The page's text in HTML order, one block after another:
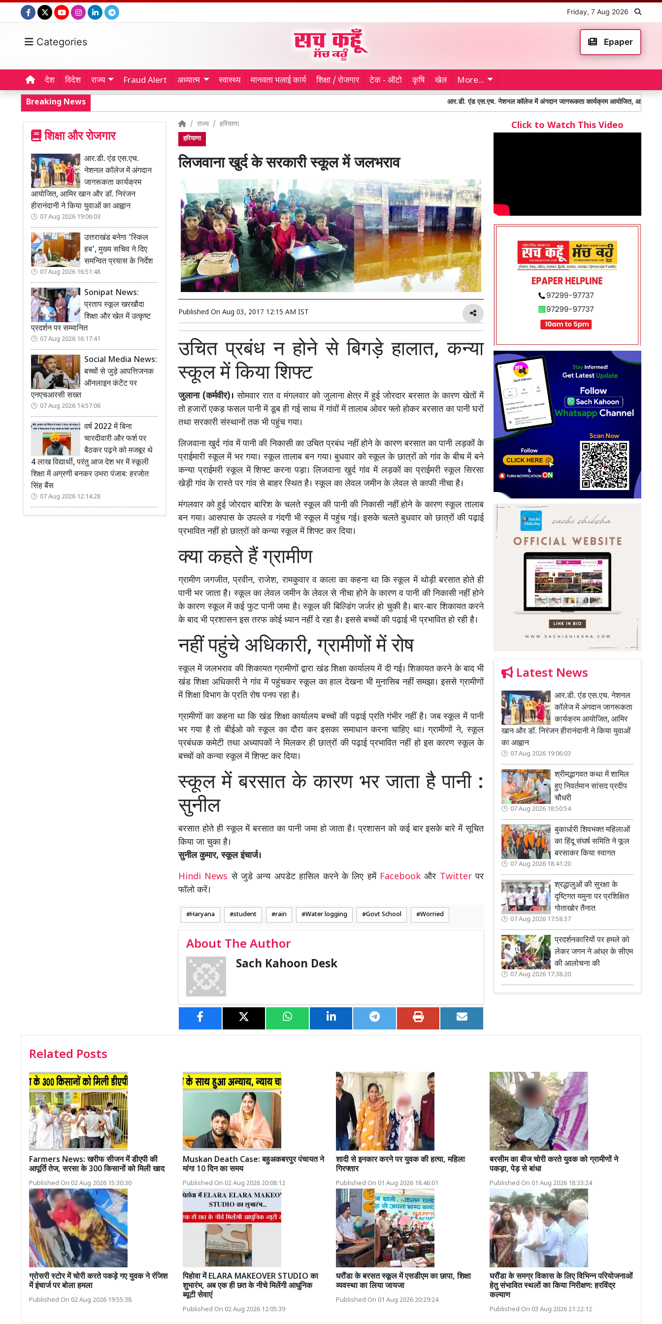
Friday, 7 Aug 2026
Categories Epaper
देश विदेश राज्य Fraud Alert अध्यात्म स्वास्थ्य मानवता भलाई कार्य शिक्षा / रोजगार टेक - ऑटो कृषि खेल More...
Breaking News आर.डी. एंड एस.एच. नेशनल कॉलेज में अंगदान जागरूकता कार्यक्रम आयोजित, आमिर खान और डॉ.
शिक्षा और रोजगार
आर.डी. एंड एस.एच.
नेशनल कॉलेज में अंगदान
जागरूकता कार्यक्रम
आयोजित, आमिर खान और डॉ. निरंजन
हीरानंदानी ने किया युवाओं का आह्वान
07 Aug 2026 19:06:03
उत्तराखंड बनेगा ‘स्किल
हब’, मुख्य सचिव ने दिए
समन्वित प्रयास के निर्देश
07 Aug 2026 16:51:48
Sonipat News:
प्रताप स्कूल खरखौदा
शिक्षा और खेल में उत्कृष्ट
प्रदर्शन पर सम्मानित
07 Aug 2026 16:17:41
Social Media News:
बच्चों से जुड़े आपत्तिजनक
ऑनलाइन कंटेंट पर
एनएचआरसी सख्त
07 Aug 2026 14:57:06
वर्ष 2022 में बिना
चारदीवारी और फर्श पर
बैठकर पढ़ने को मजबूर थे
4 लाख विद्यार्थी, परंतु आज देश भर में स्कूली
शिक्षा में अग्रणी बनकर उभरा पंजाब: हरजोत
सिंह बैंस
07 Aug 2026 12:14:28
राज्य हरियाणा
हरियाणा
लिजवाना खुर्द के सरकारी स्कूल में जलभराव
Published On Aug 03, 2017 12:15 AM IST
उचित प्रबंध न होने से बिगड़े हालात, कन्या
स्कूल में किया शिफ्ट
जुलाना (कर्मवीर)।सोमवार रात व मंगलवार को जुलाना क्षेत्र में हुई जोरदार बरसात के कारण खेतों में
तो हजारों एकड़ फसल पानी में डूब ही गई साथ में गांवों में तालाब ओवर फ्लो होकर बरसात का पानी घरों
तथा सरकारी संस्थानों तक भी पहुंच गया।
लिजवाना खुर्द गांव में पानी की निकासी का उचित प्रबंध नहीं होने के कारण बरसात का पानी लड़कों के
प्राईमारी स्कूल में भर गया। स्कूल तालाब बन गया। बुधवार को स्कूल के छात्रों को गांव के बीच में बने
कन्या प्राईमरी स्कूल में शिफ्ट करना पड़ा। लिजवाना खुर्द गांव में लड़कों का प्राईमरी स्कूल सिरसा
खेड़ी गांव के रास्ते पर गांव से बाहर स्थित है। स्कूल का लेवल जमीन के लेवल से काफी नीचा है।
मंगलवार को हुई जोरदार बारिश के चलते स्कूल की पानी की निकासी नहीं होने के कारण स्कूल तालाब
बन गया। आसपास के उपल्ले व गंदगी भी स्कूल में पहुंच गई। इसके चलते बुधवार को छात्रों की पढ़ाई
प्रभावित नहीं हो छात्रों को कन्या स्कूल में शिफ्ट कर दिया।
क्या कहते हैं ग्रामीण
ग्रामीण जगजीत, प्रवीन, राजेश, रामकुवार व काला का कहना था कि स्कूल में थोड़ी बरसात होते ही
पानी भर जाता है। स्कूल का लेवल जमीन के लेवल से नीचा होने के कारण व पानी की निकासी नहीं होने
के कारण स्कूल में कई फुट पानी जमा है। स्कूल की बिल्डिंग जर्जर हो चुकी है। बार-बार शिकायत करने
के बाद भी प्रशासन इस तरफ कोई ध्यान नहीं दे रहा है। इससे बच्चों की पढ़ाई भी प्रभावित हो रही है।
नहीं पहुंचे अधिकारी, ग्रामीणों में रोष
स्कूल में जलभराव की शिकायत ग्रामीणों द्वारा खंड शिक्षा कार्यालय में दी गई। शिकायत करने के बाद भी
खंड शिक्षा अधिकारी ने गांव में पहुंचकर स्कूल का हाल देखना भी मुनासिब नहीं समझा। इससे ग्रामीणों
में शिक्षा विभाग के प्रति रोष पनप रहा है।
ग्रामीणों का कहना था कि खंड शिक्षा कार्यालय बच्चों की पढ़ाई प्रति गंभीर नहीं है। जब स्कूल में पानी
भर गया है तो बीईओ को स्कूल का दौरा कर इसका समाधान करना चाहिए था। ग्रामीणों ने, स्कूल
प्रबंधक कमेटी तथा अध्यापकों ने मिलकर ही छात्रों की पढ़ाई प्रभावित नहीं हो इस कारण स्कूल के
बच्चों को कन्या स्कूल में शिफ्ट कर दिया।
स्कूल में बरसात के कारण भर जाता है पानी :
सुनील
बरसात होते ही स्कूल में बरसात का पानी जमा हो जाता है। प्रशासन को कई बार इसके बारे में सूचित
किया जा चुका है।
सुनील कुमार, स्कूल इंचार्ज।
Hindi Newsसे जुडे अन्य अपडेट हासिल करने के लिए हमें Facebookऔर Twitterपर
फॉलो करें।
Haryana student rain Water logging Govt School Worried
About The Author
Sach Kahoon Desk
Click to Watch This Video
Latest News
आर.डी. एंड एस.एच. नेशनल
कॉलेज में अंगदान जागरूकता
कार्यक्रम आयोजित, आमिर
खान और डॉ. निरंजन हीरानंदानी ने किया युवाओं
का आह्वान
07 Aug 2026 19:06:03
श्रीमद्भागवत कथा में शामिल
हुए निवर्तमान सांसद प्रदीप
चौधरी
07 Aug 2026 18:50:54
बुकार्धारी शिवभक्त महिलाओं
का हिंदू संघर्ष समिति ने फूल
बरसाकर किया स्वागत
07 Aug 2026 18:41:20
श्रद्धालुओं की सुरक्षा के
दृष्टिगत यमुना पर प्रशिक्षित
गोताखोर तैनात
07 Aug 2026 17:58:37
प्रदर्शनकारियों पर हमले को
लेकर जगन ने आंध्र के सीएम
की आलोचना की
07 Aug 2026 17:38:20
Related Posts
Farmers News: खरीफ सीजन में डीएपी की
आपूर्ति तेज, सरसा के 300 किसानों को मिली खाद
Published On 02 Aug 2026 15:30:30
Muskan Death Case: बहुअकबरपुर पंचायत ने
मांगा 10 दिन का समय
Published On 02 Aug 2026 20:08:12
शादी से इनकार करने पर युवक की हत्या, महिला
गिरफ्तार
Published On 01 Aug 2026 18:46:01
बरसीम का बीज चोरी करते युवक को ग्रामीणों ने
पकड़ा, पेड़ से बांधा
Published On 01 Aug 2026 18:33:24
ग्रोसरी स्टोर में चोरी करते पकड़े गए युवक ने रंजिश
में इंचार्ज पर बोला हमला
Published On 02 Aug 2026 19:55:38
पिहोवा में ELARA MAKEOVER STUDIO का
शुभारंभ, अब एक ही छत के नीचे मिलेंगी आधुनिक
ब्यूटी सेवाएं
Published On 02 Aug 2026 12:05:39
घरौंडा के बरसत स्कूल में एसडीएम का छापा, शिक्षा
व्यवस्था का लिया जायजा
Published On 01 Aug 2026 20:29:24
घरौंडा के समग्र विकास के लिए विभिन्न परियोजनाओं
हेतु संभावित स्थलों का किया निरीक्षण: हरविंद्र
कल्याण
Published On 03 Aug 2026 21:22:12